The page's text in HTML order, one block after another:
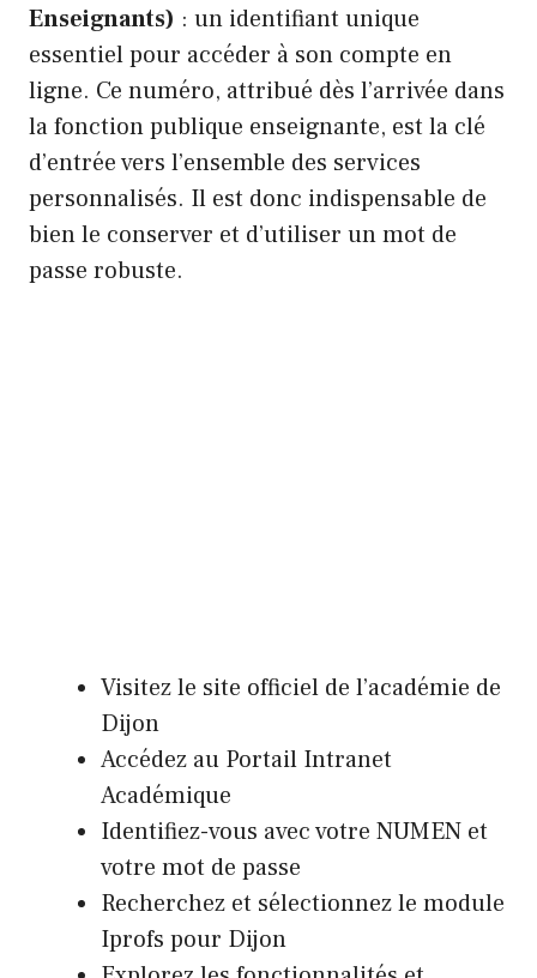
Enseignants) : un identifiant unique
essentiel pour accéder à son compte en
ligne. Ce numéro, attribué dès l’arrivée dans
la fonction publique enseignante, est la clé
d’entrée vers l’ensemble des services
personnalisés. Il est donc indispensable de
bien le conserver et d’utiliser un mot de
passe robuste.
Visitez le site officiel de l’académie de
Dijon
Accédez au Portail Intranet
Académique
Identifiez-vous avec votre NUMEN et
votre mot de passe
Recherchez et sélectionnez le module
Iprofs pour Dijon